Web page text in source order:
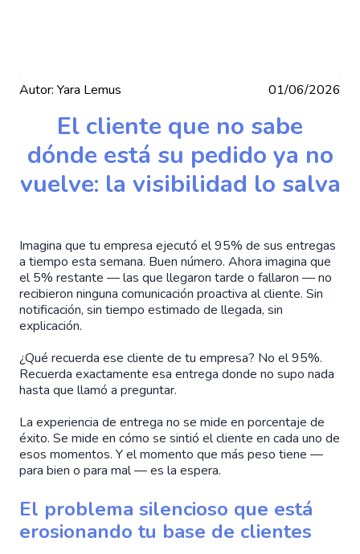
Autor: Yara Lemus 01/06/2026
El cliente que no sabe
dónde está su pedido ya no
vuelve: la visibilidad lo salva
Imagina que tu empresa ejecutó el 95% de sus entregas
a tiempo esta semana. Buen número. Ahora imagina que
el 5% restante — las que llegaron tarde o fallaron — no
recibieron ninguna comunicación proactiva al cliente. Sin
notificación, sin tiempo estimado de llegada, sin
explicación.
¿Qué recuerda ese cliente de tu empresa? No el 95%.
Recuerda exactamente esa entrega donde no supo nada
hasta que llamó a preguntar.
La experiencia de entrega no se mide en porcentaje de
éxito. Se mide en cómo se sintió el cliente en cada uno de
esos momentos. Y el momento que más peso tiene —
para bien o para mal — es la espera.
El problema silencioso que está
erosionando tu base de clientes